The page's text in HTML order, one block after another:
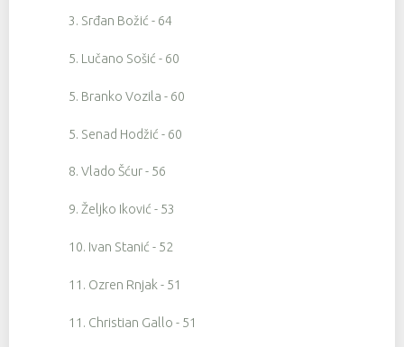
3. Srđan Božić - 64
5. Lučano Sošić - 60
5. Branko Vozila - 60
5. Senad Hodžić - 60
8. Vlado Šćur - 56
9. Željko Iković - 53
10. Ivan Stanić - 52
11. Ozren Rnjak - 51
11. Christian Gallo - 51